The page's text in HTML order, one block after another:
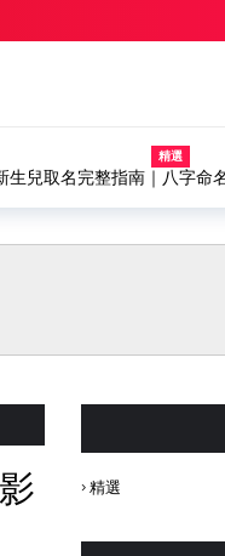
選擇？水幕式噴漆台、輸送
精選